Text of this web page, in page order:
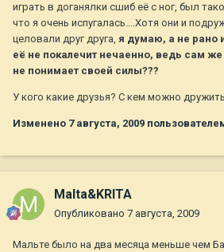
играть в доганялки сшиб её с ног, был
что я очень испугалась....Хотя они и
целовали друг друга, я думаю, а не рано
её не покалечит нечаенно, ведь сам
не понимает своей силы???
У кого какие друзья? С кем можно
Изменено 7 августа, 2009
Malta&KRITA
Опубликовано 7 августа, 2009
Мальте было на два месяца меньше чем